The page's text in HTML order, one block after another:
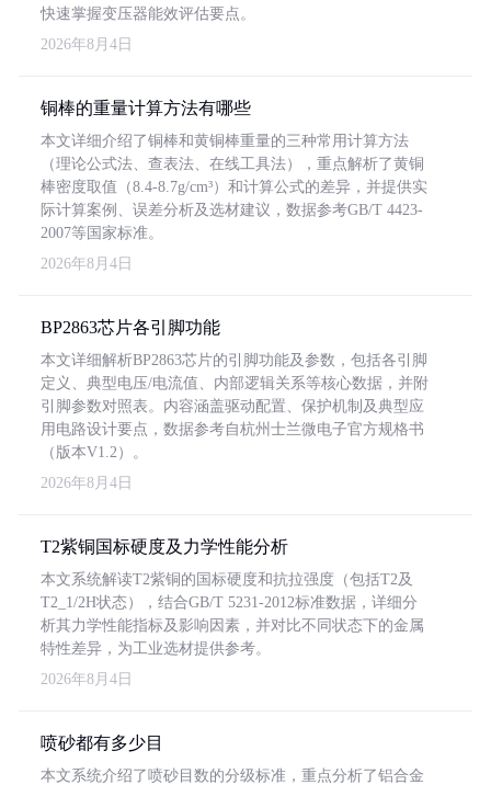
快速掌握变压器能效评估要点。
2026年8月4日
铜棒的重量计算方法有哪些
本文详细介绍了铜棒和黄铜棒重量的三种常用计算方法
（理论公式法、查表法、在线工具法），重点解析了黄铜
棒密度取值（8.4-8.7g/cm³）和计算公式的差异，并提供实
际计算案例、误差分析及选材建议，数据参考GB/T 4423-
2007等国家标准。
2026年8月4日
BP2863芯片各引脚功能
本文详细解析BP2863芯片的引脚功能及参数，包括各引脚
定义、典型电压/电流值、内部逻辑关系等核心数据，并附
引脚参数对照表。内容涵盖驱动配置、保护机制及典型应
用电路设计要点，数据参考自杭州士兰微电子官方规格书
（版本V1.2）。
2026年8月4日
T2紫铜国标硬度及力学性能分析
本文系统解读T2紫铜的国标硬度和抗拉强度（包括T2及
T2_1/2H状态），结合GB/T 5231-2012标准数据，详细分
析其力学性能指标及影响因素，并对比不同状态下的金属
特性差异，为工业选材提供参考。
2026年8月4日
喷砂都有多少目
本文系统介绍了喷砂目数的分级标准，重点分析了铝合金